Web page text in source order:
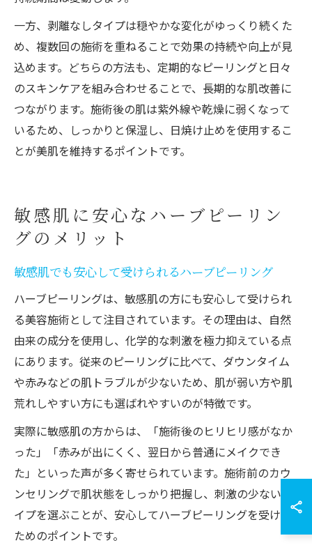
一方、剥離なしタイプは穏やかな変化がゆっくり続くた
め、複数回の施術を重ねることで効果の持続や向上が見
込めます。どちらの方法も、定期的なピーリングと日々
のスキンケアを組み合わせることで、長期的な肌改善に
つながります。施術後の肌は紫外線や乾燥に弱くなって
いるため、しっかりと保湿し、日焼け止めを使用するこ
とが美肌を維持するポイントです。
敏感肌に安心なハーブピーリン
グのメリット
敏感肌でも安心して受けられるハーブピーリング
ハーブピーリングは、敏感肌の方にも安心して受けられ
る美容施術として注目されています。その理由は、自然
由来の成分を使用し、化学的な刺激を極力抑えている点
にあります。従来のピーリングに比べて、ダウンタイム
や赤みなどの肌トラブルが少ないため、肌が弱い方や肌
荒れしやすい方にも選ばれやすいのが特徴です。
実際に敏感肌の方からは、「施術後のヒリヒリ感がなか
った」「赤みが出にくく、翌日から普通にメイクでき
た」といった声が多く寄せられています。施術前のカウ
ンセリングで肌状態をしっかり把握し、刺激の少ないタ
イプを選ぶことが、安心してハーブピーリングを受ける
ためのポイントです。